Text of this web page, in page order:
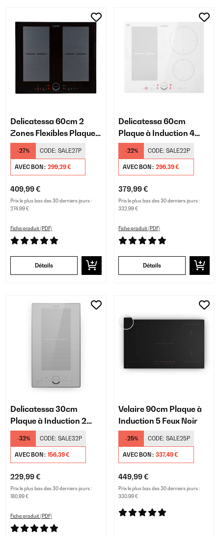
Delicatessa 60cm 2
Zones Flexibles Plaque à
Induction 4 Feux Noir
-27% CODE: SALE27P
AVEC BON : 299,29 €
409,99 €
Prix le plus bas des 30 derniers jours :
274,99 €
Fiche produit (PDF)
Détails
Delicatessa 60cm
Plaque à Induction 4
Feux Blanc
-22% CODE: SALE22P
AVEC BON : 296,39 €
379,99 €
Prix le plus bas des 30 derniers jours :
332,99 €
Fiche produit (PDF)
Détails
Delicatessa 30cm
Plaque à Induction 2
Feux Blanc
-32% CODE: SALE32P
AVEC BON : 156,39 €
229,99 €
Prix le plus bas des 30 derniers jours :
180,99 €
Fiche produit (PDF)
Velaire 90cm Plaque à
Induction 5 Feux Noir
-25% CODE: SALE25P
AVEC BON : 337,49 €
449,99 €
Prix le plus bas des 30 derniers jours :
330,99 €